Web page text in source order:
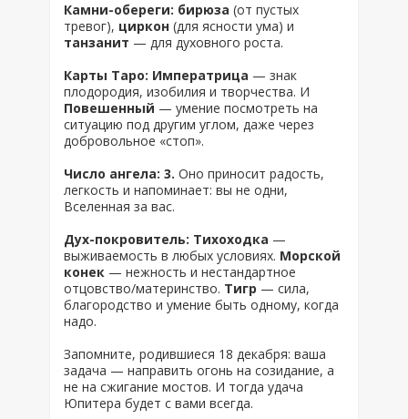
Камни-обереги: бирюза (от пустых
тревог), циркон (для ясности ума) и
танзанит — для духовного роста.
Карты Таро: Императрица — знак
плодородия, изобилия и творчества. И
Повешенный — умение посмотреть на
ситуацию под другим углом, даже через
добровольное «стоп».
Число ангела: 3. Оно приносит радость,
легкость и напоминает: вы не одни,
Вселенная за вас.
Дух-покровитель: Тихоходка —
выживаемость в любых условиях. Морской
конек — нежность и нестандартное
отцовство/материнство. Тигр — сила,
благородство и умение быть одному, когда
надо.
Запомните, родившиеся 18 декабря: ваша
задача — направить огонь на созидание, а
не на сжигание мостов. И тогда удача
Юпитера будет с вами всегда.